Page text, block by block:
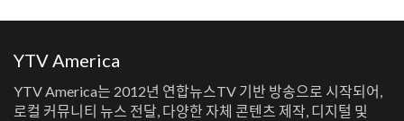
YTV America
YTV America는 2012년 연합뉴스TV 기반 방송으로 시작되어,
로컬 커뮤니티 뉴스 전달, 다양한 자체 콘텐츠 제작, 디지털 및